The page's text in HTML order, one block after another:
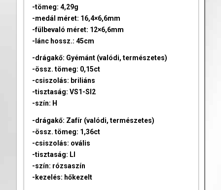
-tömeg: 4,29g
-medál méret: 16,4×6,6mm
-fülbevaló méret: 12×6,6mm
-lánc hossz.: 45cm
-drágakő: Gyémánt (valódi, természetes)
-össz. tömeg: 0,15ct
-csiszolás: briliáns
-tisztaság: VS1-SI2
-szín: H
-drágakő: Zafír (valódi, természetes)
-össz. tömeg: 1,36ct
-csiszolás: ovális
-tisztaság: LI
-szín: rózsaszín
-kezelés: hőkezelt